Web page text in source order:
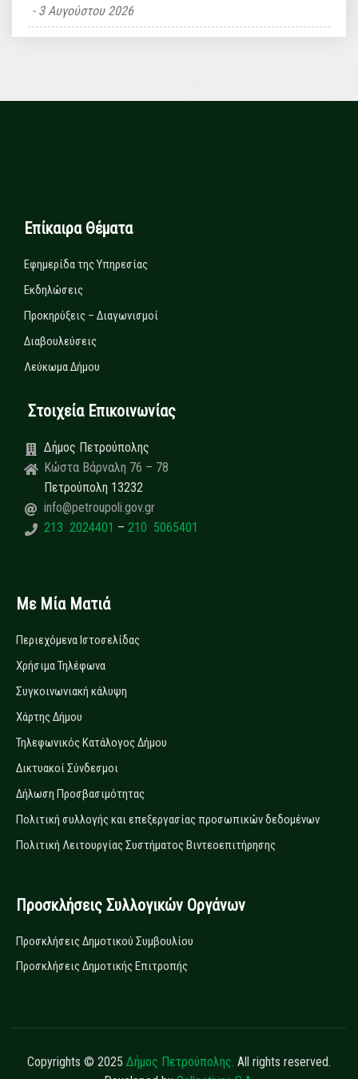
3 Αυγούστου 2026
Επίκαιρα Θέματα
Εφημερίδα της Υπηρεσίας
Εκδηλώσεις
Προκηρύξεις – Διαγωνισμοί
Διαβουλεύσεις
Λεύκωμα Δήμου
Στοιχεία Επικοινωνίας
Δήμος Πετρούπολης
Κώστα Βάρναλη 76 – 78
Πετρούπολη 13232
info@petroupoli.gov.gr
213 2024401 – 210 5065401
Με Μία Ματιά
Περιεχόμενα Ιστοσελίδας
Χρήσιμα Τηλέφωνα
Συγκοινωνιακή κάλυψη
Χάρτης Δήμου
Τηλεφωνικός Κατάλογος Δήμου
Δικτυακοί Σύνδεσμοι
Δήλωση Προσβασιμότητας
Πολιτική συλλογής και επεξεργασίας προσωπικών δεδομένων
Πολιτική Λειτουργίας Συστήματος Βιντεοεπιτήρησης
Προσκλήσεις Συλλογικών Οργάνων
Προσκλήσεις Δημοτικού Συμβουλίου
Προσκλήσεις Δημοτικής Επιτροπής
Copyrights © 2025 Δήμος Πετρούπολης. All rights reserved.